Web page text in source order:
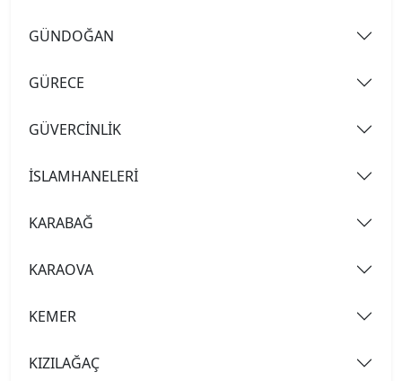
GÜNDOĞAN
GÜRECE
GÜVERCİNLİK
İSLAMHANELERİ
KARABAĞ
KARAOVA
KEMER
KIZILAĞAÇ